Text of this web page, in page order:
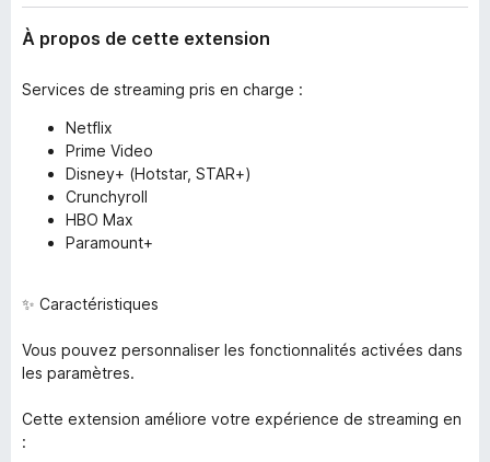
À propos de cette extension
Services de streaming pris en charge :
Netflix
Prime Video
Disney+ (Hotstar, STAR+)
Crunchyroll
HBO Max
Paramount+
✨ Caractéristiques
Vous pouvez personnaliser les fonctionnalités activées dans
les paramètres.
Cette extension améliore votre expérience de streaming en
: